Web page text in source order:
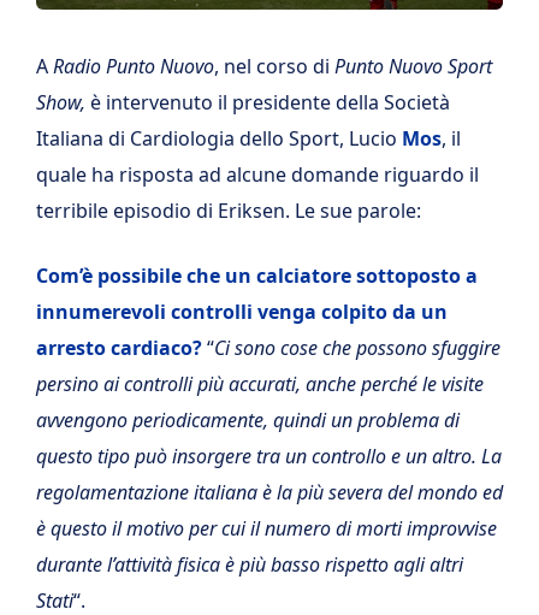
ARadio Punto Nuovo, nel corso di Punto Nuovo Sport
Show, è intervenuto il presidente della Società
Italiana di Cardiologia dello Sport, Lucio Mos, il
quale ha risposta ad alcune domande riguardo il
terribile episodio di Eriksen. Le sue parole:
Com’è possibile che un calciatore sottoposto a
innumerevoli controlli venga colpito da un
arresto cardiaco?“Ci sono cose che possono sfuggire
persino ai controlli più accurati, anche perché le visite
avvengono periodicamente, quindi un problema di
questo tipo può insorgere tra un controllo e un altro. La
regolamentazione italiana è la più severa del mondo ed
è questo il motivo per cui il numero di morti improvvise
durante l’attività fisica è più basso rispetto agli altri
Stati“.